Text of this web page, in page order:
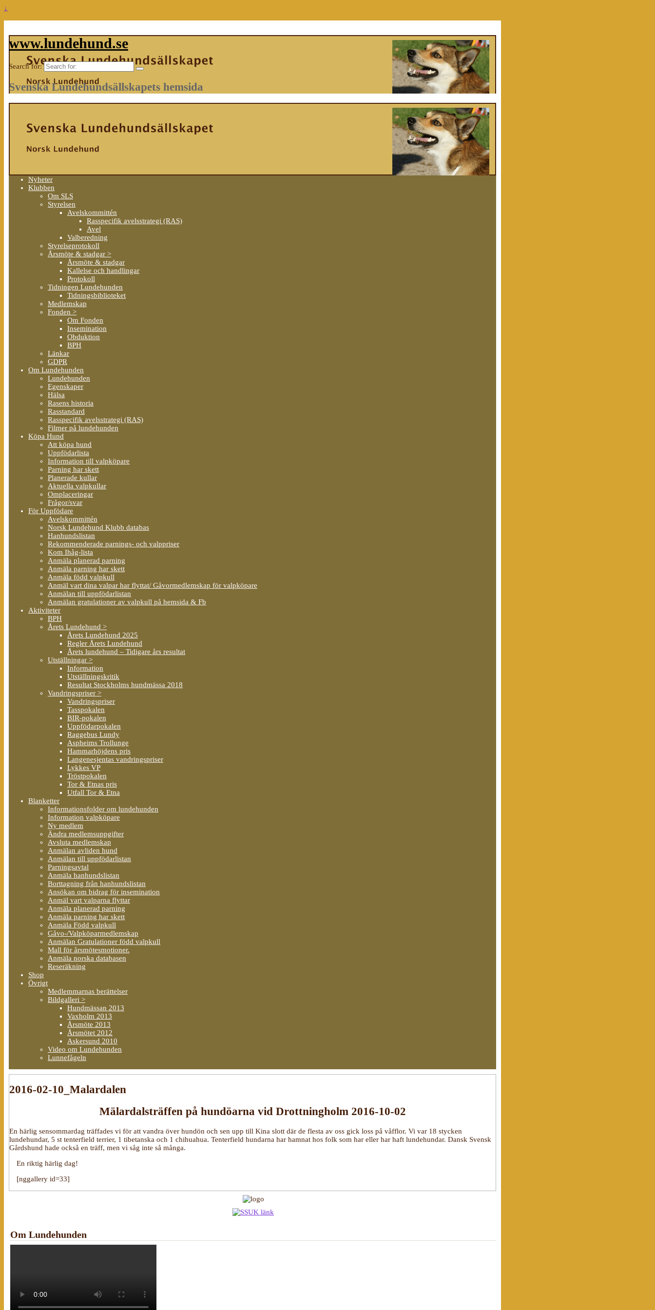
↓
www.lundehund.se
Search for:
Svenska Lundehundsällskapets hemsida
Nyheter
Klubben
Om SLS
Styrelsen
Avelskommittén
Rasspecifik avelsstrategi (RAS)
Avel
Valberedning
Styrelseprotokoll
Årsmöte & stadgar >
Årsmöte & stadgar
Kallelse och handlingar
Protokoll
Tidningen Lundehunden
Tidningsbiblioteket
Medlemskap
Fonden >
Om Fonden
Insemination
Obduktion
BPH
Länkar
GDPR
Om Lundehunden
Lundehunden
Egenskaper
Hälsa
Rasens historia
Rasstandard
Rasspecifik avelsstrategi (RAS)
Filmer på lundehunden
Köpa Hund
Att köpa hund
Uppfödarlista
Information till valpköpare
Parning har skett
Planerade kullar
Aktuella valpkullar
Omplaceringar
Frågor/svar
För Uppfödare
Avelskommittén
Norsk Lundehund Klubb databas
Hanhundslistan
Rekommenderade parnings- och valppriser
Kom Ihåg-lista
Anmäla planerad parning
Anmäla parning har skett
Anmäla född valpkull
Anmäl vart dina valpar har flyttat/ Gåvormedlemskap för valpköpare
Anmälan till uppfödarlistan
Anmälan gratulationer av valpkull på hemsida & Fb
Aktiviteter
BPH
Årets Lundehund >
Årets Lundehund 2025
Regler Årets Lundehund
Årets lundehund – Tidigare års resultat
Utställningar >
Information
Utställningskritik
Resultat Stockholms hundmässa 2018
Vandringspriser >
Vandringspriser
Tasspokalen
BIR-pokalen
Uppfödarpokalen
Raggebus Lundy
Aspheims Trollunge
Hammarhöjdens pris
Langenesjentas vandringspriser
Lykkes VP
Tröstpokalen
Tor & Etnas pris
Utfall Tor & Etna
Blanketter
Informationsfolder om lundehunden
Information valpköpare
Ny medlem
Ändra medlemsuppgifter
Avsluta medlemskap
Anmälan avliden hund
Anmälan till uppfödarlistan
Parningsavtal
Anmäla hanhundslistan
Borttagning från hanhundslistan
Ansökan om bidrag för insemination
Anmäl vart valparna flyttar
Anmäla planerad parning
Anmäla parning har skett
Anmäla Född valpkull
Gåvo-/Valpköparmedlemskap
Anmälan Gratulationer född valpkull
Mall för årsmötesmotioner.
Anmäla norska databasen
Reseräkning
Shop
Övrigt
Medlemmarnas berättelser
Bildgalleri >
Hundmässan 2013
Vaxholm 2013
Årsmöte 2013
Årsmötet 2012
Askersund 2010
Video om Lundehunden
Lunnefågeln
2016-02-10_Malardalen
Mälardalsträffen på hundöarna vid Drottningholm 2016-10-02
En härlig sensommardag träffades vi för att vandra över hundön och sen upp till Kina slott där de flesta av oss gick loss på våfflor. Vi var 18 stycken
lundehundar, 5 st tenterfield terrier, 1 tibetanska och 1 chihuahua. Tenterfield hundarna har hamnat hos folk som har eller har haft lundehundar. Dansk Svensk
Gårdshund hade också en träff, men vi såg inte så många.
En riktig härlig dag!
[nggallery id=33]
Om Lundehunden